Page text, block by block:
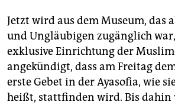
Jetzt wird aus dem Museum, das
und Ungläubigen zugänglich
exklusive Einrichtung der
angekündigt, dass am Freitag
erste Gebet in der Ayasofia, wie
heißt, stattfinden wird. Bis dahin